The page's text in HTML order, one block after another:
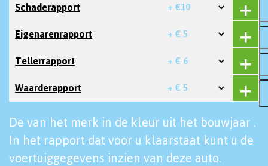
Schaderapport + €10
Eigenarenrapport + € 5
Tellerrapport + € 6
Waarderapport + € 5
De van het merk in de kleur uit het bouwjaar .
In het rapport dat voor u klaarstaat kunt u de
voertuiggegevens inzien van deze auto.